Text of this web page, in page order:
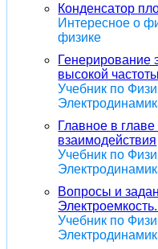
Конденсатор
Интересное о
физике
Генерирование
высокой частоты
Учебник по
Главное в
взаимодействия
Учебник по
Вопросы и
Учебник по